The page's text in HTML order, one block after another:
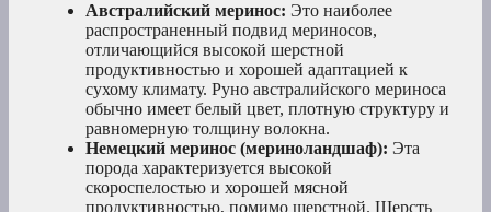
Австралийский меринос: Это наиболее
распространенный подвид мериносов,
отличающийся высокой шерстной
продуктивностью и хорошей адаптацией к
сухому климату. Руно австралийского мериноса
обычно имеет белый цвет, плотную структуру и
равномерную толщину волокна.
Немецкий меринос (мериноландшаф): Эта
порода характеризуется высокой
скороспелостью и хорошей мясной
продуктивностью, помимо шерстной. Шерсть